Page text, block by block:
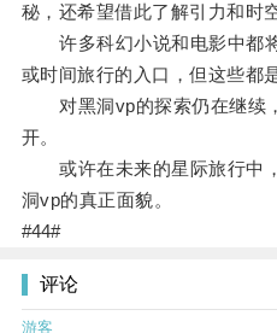
秘，还希望借此了解引力和时
许多科幻小说和电影中都
或时间旅行的入口，但这些都
对黑洞vp的探索仍在继续
开。
或许在未来的星际旅行中
洞vp的真正面貌。
#44#
评论
游客